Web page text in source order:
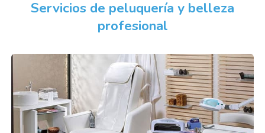
Servicios de peluquería y belleza
profesional